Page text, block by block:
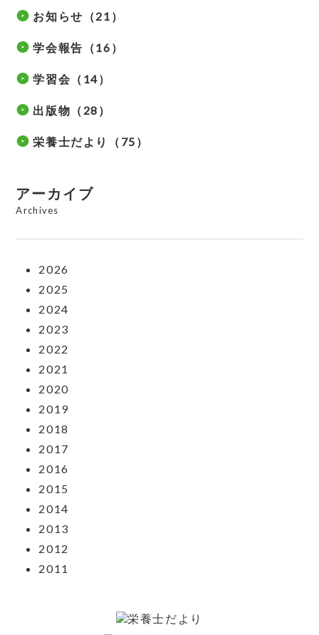
お知らせ（21）
学会報告（16）
学習会（14）
出版物（28）
栄養士だより（75）
アーカイブ
Archives
2026
2025
2024
2023
2022
2021
2020
2019
2018
2017
2016
2015
2014
2013
2012
2011